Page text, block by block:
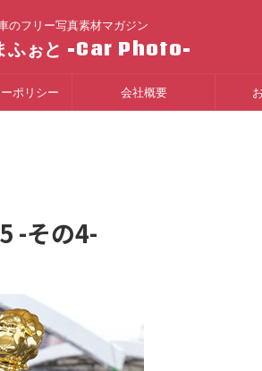
のフリー写真素材マガジン
ふぉと -Car Photo-
ポリシー 会社概要
-その4-